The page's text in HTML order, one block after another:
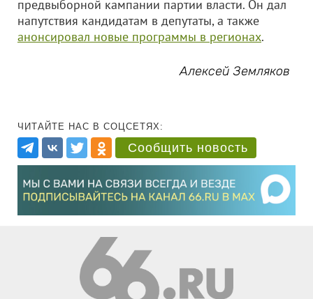
предвыборной кампании партии власти. Он дал
напутствия кандидатам в депутаты, а также
анонсировал новые программы в регионах.
Алексей Земляков
ЧИТАЙТЕ НАС В СОЦСЕТЯХ:
Сообщить новость